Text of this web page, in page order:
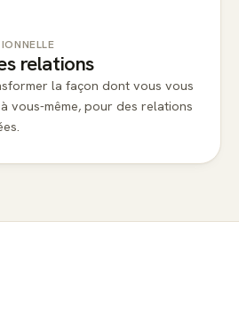
relations
la façon dont vous vous
vous-même, pour des relations